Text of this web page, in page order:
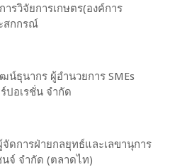
รวิจัยการเกษตร(องค์การ
สกกรณ์
น์ธุนากร ผู้อำนวยการ SMEs
ปอเรชั่น จำกัด
ดการฝ่ายกลยุทธ์และเลขานุการ
จ์ จำกัด (ตลาดไท)